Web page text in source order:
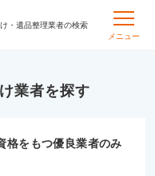
・遺品整理業者の検索
メニュー
格をもつ優良業者のみ